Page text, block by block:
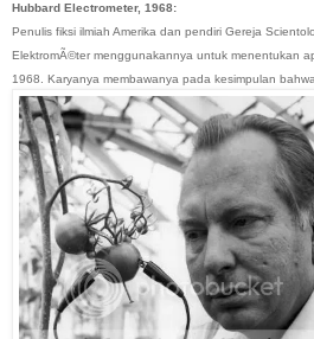
Hubbard Electrometer, 1968:
Penulis fiksi ilmiah Amerika dan pendiri Gereja
ElektromÃ©ter menggunakannya untuk menentukan
1968. Karyanya membawanya pada kesimpulan